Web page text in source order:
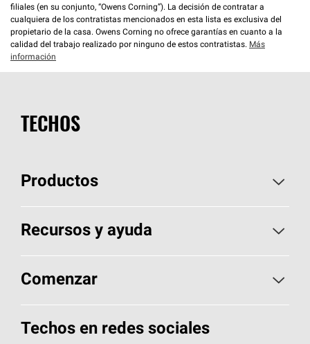
filiales (en su conjunto, “Owens Corning”). La decisión de contratar a
cualquiera de los contratistas mencionados en esta lista es exclusiva del
propietario de la casa. Owens Corning no ofrece garantías en cuanto a la
calidad del trabajo realizado por ninguno de estos contratistas. Más
información
TECHOS
Productos
Elija sus tejas
Encuentre un contratista
Componentes para techos
Recursos y ayuda
Aspectos básicos sobre techos
Herramientas de diseño y color
Comenzar
Llame al 1-800-GET-PINK®
Techos en redes sociales